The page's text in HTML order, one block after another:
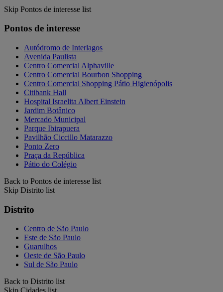
Skip Pontos de interesse list
Pontos de interesse
Autódromo de Interlagos
Avenida Paulista
Centro Comercial Alphaville
Centro Comercial Bourbon Shopping
Centro Comercial Shopping Pátio Higienópolis
Citibank Hall
Hospital Israelita Albert Einstein
Jardim Botânico
Mercado Municipal
Parque Ibirapuera
Pavilhão Ciccillo Matarazzo
Ponto Zero
Praça da República
Pátio do Colégio
Back to Pontos de interesse list
Skip Distrito list
Distrito
Centro de São Paulo
Este de São Paulo
Guarulhos
Oeste de São Paulo
Sul de São Paulo
Back to Distrito list